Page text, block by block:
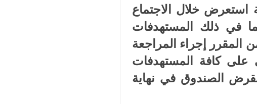
استعرض خلال الاجتماع
في ذلك المستهدفات
المقرر إجراء المراجعة
على كافة المستهدفات
لقرض الصندوق في نهاية